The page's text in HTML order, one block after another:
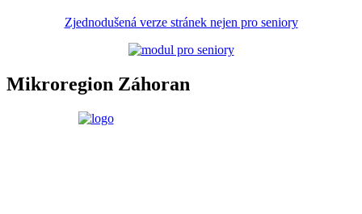
Zjednodušená verze stránek nejen pro seniory
Mikroregion Záhoran